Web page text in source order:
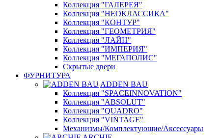
Коллекция "ГАЛЕРЕЯ"
Коллекция "НЕОКЛАССИКА"
Коллекция "КОНТУР"
Коллекция "ГЕОМЕТРИЯ"
Коллекция "ЛАЙН"
Коллекция "ИМПЕРИЯ"
Коллекция "МЕГАПОЛИС"
Скрытые двери
ФУРНИТУРА
ADDEN BAU
Коллекция "SPACEINNOVATION"
Коллекция "ABSOLUT"
Коллекция "QUADRO"
Коллекция "VINTAGE"
Механизмы/Комплектующие/Аксессуары